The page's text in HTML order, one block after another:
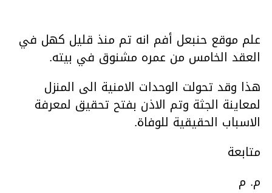
علم موقع حنبعل أفم انه تم منذ قليل كهل في
العقد الخامس من عمره مشنوق في بيته.
هذا وقد تحولت الوحدات الامنية الى المنزل
لمعاينة الجثة وتم الاذن بفتح تحقيق لمعرفة
الاسباب الحقيقية للوفاة.
متابعة
م. م